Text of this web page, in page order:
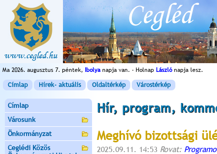
Ma 2026. augusztus 7. péntek, Ibolyanapja van. - Holnap Lászlónapja lesz.
Címlap Hírek- aktuális Oldaltérkép Várostérkép
Címlap
Városunk
Önkormányzat
Ceglédi Közös
Hír, program,
Meghívó bizottsági
2025.09.11. 14:53 Rovat: